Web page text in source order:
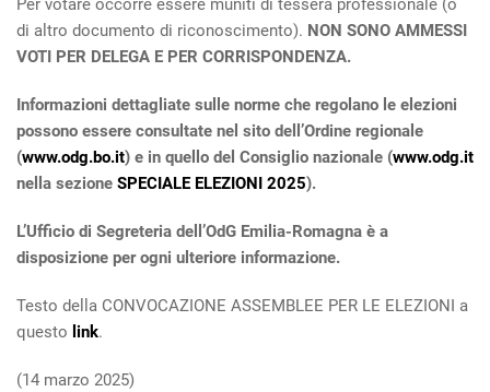
Per votare occorre essere muniti di tessera professionale (o
di altro documento di riconoscimento). NON SONO AMMESSI
VOTI PER DELEGA E PER CORRISPONDENZA.
Informazioni dettagliate sulle norme che regolano le elezioni
possono essere consultate nel sito dell’Ordine regionale
(www.odg.bo.it) e in quello del Consiglio nazionale (www.odg.it
nella sezione SPECIALE ELEZIONI 2025).
L’Ufficio di Segreteria dell’OdG Emilia-Romagna è a
disposizione per ogni ulteriore informazione.
Testo della CONVOCAZIONE ASSEMBLEE PER LE ELEZIONI a
questo link.
(14 marzo 2025)